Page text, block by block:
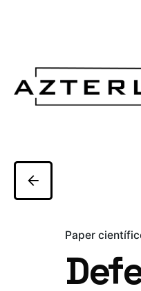
Paper